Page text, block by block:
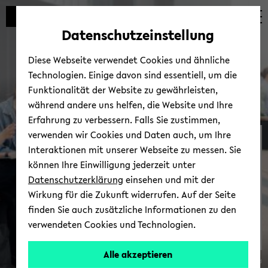
Automatische
vermeiden
zum
wechseln
zum
wechseln
zum
wechseln
NEOLAiA an der
Universität­ Bielefeld
© Uni­ver­si­tät Bie­le­feld
Datenschutzeinstellung
Diese Webseite verwendet Cookies und ähnliche
Technologien. Einige davon sind essentiell, um die
Funktionalität der Website zu gewährleisten,
während andere uns helfen, die Website und Ihre
Erfahrung zu verbessern. Falls Sie zustimmen,
verwenden wir Cookies und Daten auch, um Ihre
Interaktionen mit unserer Webseite zu messen. Sie
können Ihre Einwilligung jederzeit unter
Datenschutzerklärung einsehen und mit der
Wirkung für die Zukunft widerrufen. Auf der Seite
finden Sie auch zusätzliche Informationen zu den
verwendeten Cookies und Technologien.
Alle akzeptieren